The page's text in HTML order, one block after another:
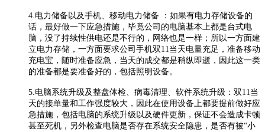
4.电力储备以及手机、移动电力储备 ：如果有电力存储设备的
话，最好做一下应急措施，毕竟公司的电脑基本上都是台式电
脑，没了持续性供电还是不行的，网络也是一样；所以一方面建
立电力存储，一方面要求公司手机双11当天电量充足，准备移动
充电宝，随时准备应急，当天的成交都是稍纵即逝，因此这一类
的准备都是要准备好的，包括照明设备。
5.电脑系统升级及整盘体检、病毒清理、软件系统升级：双11当
天的接单量和工作强度较大，因此在使用设备上都要提前做好应
急措施，包括电脑的系统升级以及硬件更新，保证不会造成卡顿
甚至死机，另外检查电脑是否存在系统安全隐患，是否有被“小